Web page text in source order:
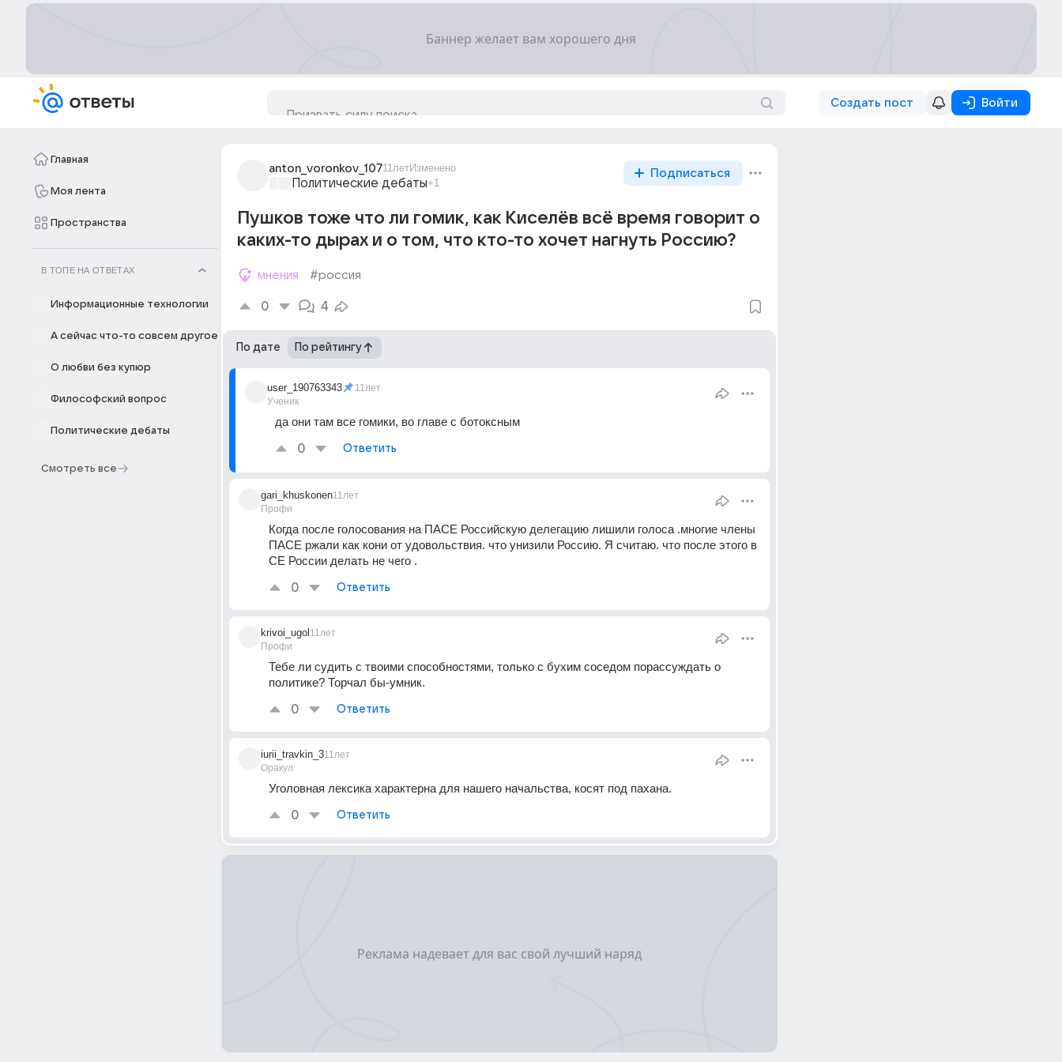
Создать пост Войти
Главная
Моя лента
Пространства
В ТОПЕ НА ОТВЕТАХ
Информационные технологии
А сейчас что-то совсем другое
О любви без купюр
Философский вопрос
Политические дебаты
Смотреть все
anton_voronkov_10711летИзменено
Политические дебаты+1
Подписаться
Пушков тоже что ли гомик, как Киселёв всё время говорит о
каких-то дырах и о том, что кто-то хочет нагнуть Россию?
мнения #россия
0 4
По дате По рейтингу
user_190763343
Ученик
11лет
да они там все гомики, во главе с ботоксным
0 Ответить
gari_khuskonen
Профи
11лет
Когда после голосования на ПАСЕ Российскую делегацию лишили голоса .многие члены
ПАСЕ ржали как кони от удовольствия. что унизили Россию. Я считаю. что после этого в
СЕ России делать не чего .
0 Ответить
krivoi_ugol
Профи
11лет
Тебе ли судить с твоими способностями, только с бухим соседом порассуждать о
политике? Торчал бы-умник.
0 Ответить
iurii_travkin_3
Оракул
11лет
Уголовная лексика характерна для нашего начальства, косят под пахана.
0 Ответить